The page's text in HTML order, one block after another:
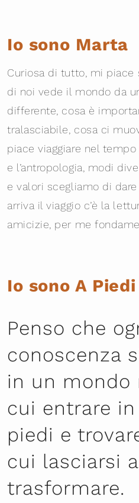
Io sono Marta
Curiosa di tutto, mi piace
di noi vede il mondo da
differente, cosa è
tralasciabile, cosa ci
piace viaggiare nel
e l’antropologia, modi
e valori scegliamo di
arriva il viaggio c’è la
amicizie, per me
Io sono A
Penso che
conoscenza
in un mondo
cui entrare
piedi e
cui lasciarsi
trasformare.